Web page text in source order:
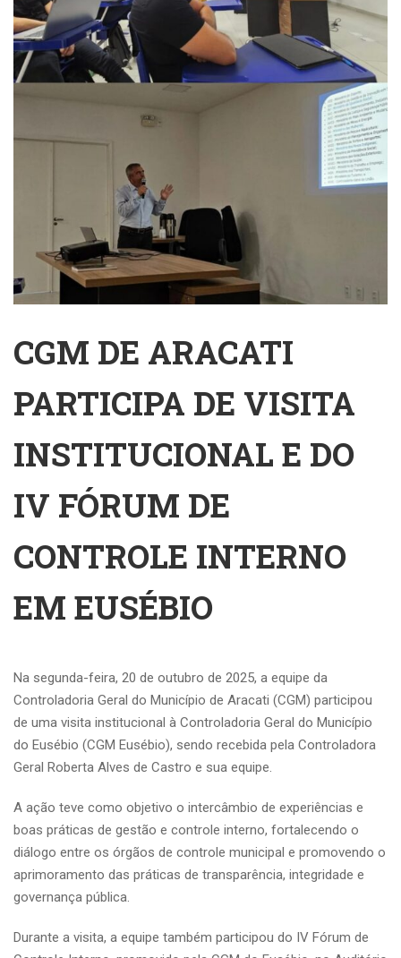
CGM DE ARACATI
PARTICIPA DE VISITA
INSTITUCIONAL E DO
IV FÓRUM DE
CONTROLE INTERNO
EM EUSÉBIO
Na segunda-feira, 20 de outubro de 2025, a equipe da
Controladoria Geral do Município de Aracati (CGM) participou
de uma visita institucional à Controladoria Geral do Município
do Eusébio (CGM Eusébio), sendo recebida pela Controladora
Geral Roberta Alves de Castro e sua equipe.
A ação teve como objetivo o intercâmbio de experiências e
boas práticas de gestão e controle interno, fortalecendo o
diálogo entre os órgãos de controle municipal e promovendo o
aprimoramento das práticas de transparência, integridade e
governança pública.
Durante a visita, a equipe também participou do IV Fórum de